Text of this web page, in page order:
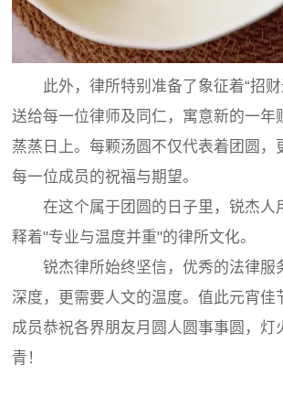
此外，律所特别准备了象征着“招
送给每一位律师及同仁，寓意新的一年
蒸蒸日上。每颗汤圆不仅代表着团圆，
每一位成员的祝福与期望。
在这个属于团圆的日子里，锐杰人
释着"专业与温度并重"的律所文化。
锐杰律所始终坚信，优秀的法律服
深度，更需要人文的温度。值此元宵佳
成员恭祝各界朋友月圆人圆事事圆，灯
青！